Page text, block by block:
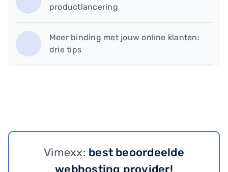
productlancering
Meer binding met jouw online klanten:
drie tips
Vimexx: best beoordeelde
webhosting provider!